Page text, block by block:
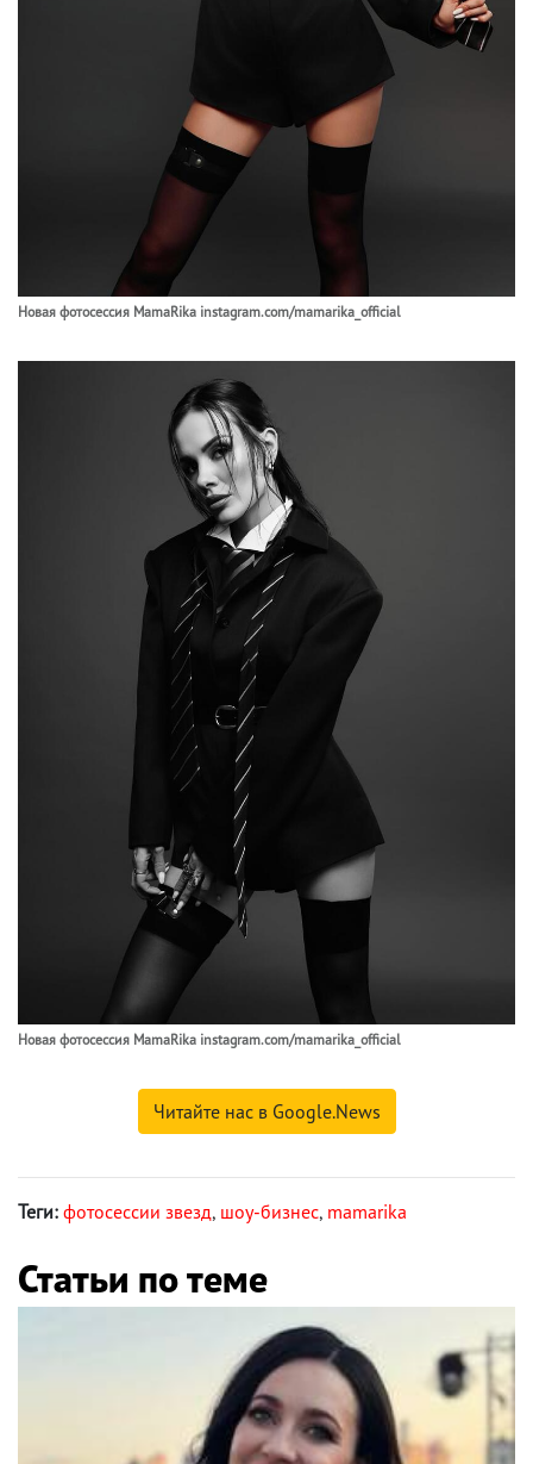
Новая фотосессия MamaRika instagram.com/mamarika_official
Новая фотосессия MamaRika instagram.com/mamarika_official
Читайте нас в Google.News
Теги: фотосессии звезд, шоу-бизнес, mamarika
Статьи по теме